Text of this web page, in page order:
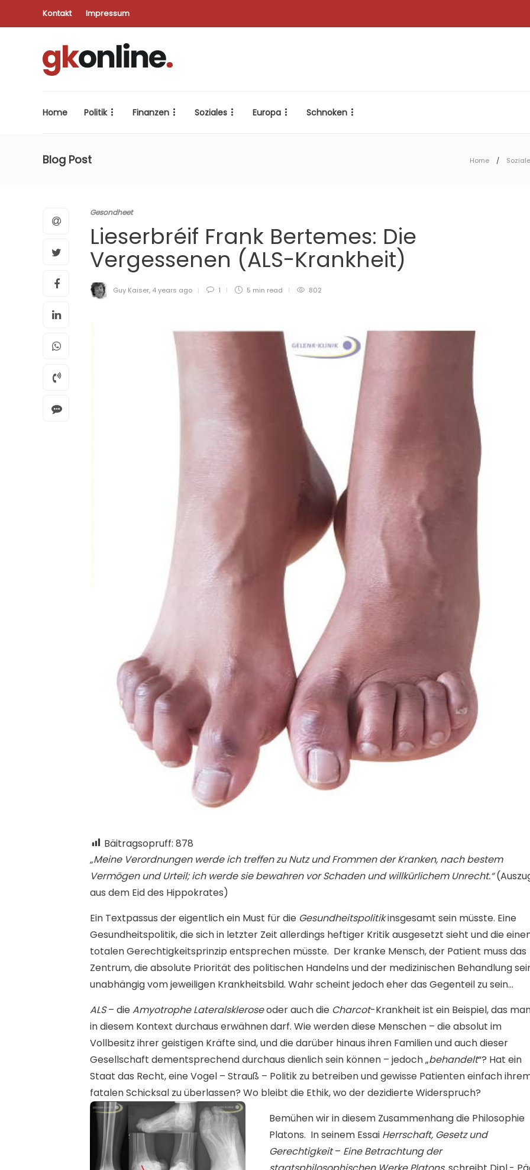
Kontakt Impressum
Home Politik Finanzen Soziales Europa Schnoken
Blog Post Home
Gesondheet
Lieserbréif Frank Bertemes: Die
Vergessenen (ALS-Krankheit)
Guy Kaiser, 4 years ago 1 5 min read 802
Bäitragsopruff: 878
„Meine Verordnungen werde ich treffen zu Nutz und Frommen der Kranken, nach bestem
Vermögen und Urteil; ich werde sie bewahren vor Schaden und willkürlichem Unrecht.“
aus dem Eid des Hippokrates)
Ein Textpassus der eigentlich ein Must für die Gesundheitspolitikinsgesamt sein müsste. Eine
Gesundheitspolitik, die sich in letzter Zeit allerdings heftiger Kritik ausgesetzt sieht und die
totalen Gerechtigkeitsprinzip entsprechen müsste. Der kranke Mensch, der Patient muss das
Zentrum, die absolute Priorität des politischen Handelns und der medizinischen Behandlung
unabhängig vom jeweiligen Krankheitsbild. Wahr scheint jedoch eher das Gegenteil zu sein…
ALS– dieAmyotrophe Lateralskleroseoder auch die Charcot-Krankheit ist ein Beispiel, das
in diesem Kontext durchaus erwähnen darf. Wie werden diese Menschen – die absolut im
Vollbesitz ihrer geistigen Kräfte sind, und die darüber hinaus ihren Familien und auch dieser
Gesellschaft dementsprechend durchaus dienlich sein können – jedoch „behandelt“? Hat ein
Staat das Recht, eine Vogel – Strauß – Politik zu betreiben und gewisse Patienten einfach
fatalen Schicksal zu überlassen? Wo bleibt die Ethik, wo der dezidierte Widerspruch?
Bemühen wir in diesem Zusammenhang die Philosophie
Platons. In seinem Essai Herrschaft, Gesetz und
Gerechtigkeit– Eine Betrachtung der